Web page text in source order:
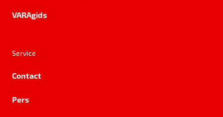
VARAgids
Service
Contact
Pers